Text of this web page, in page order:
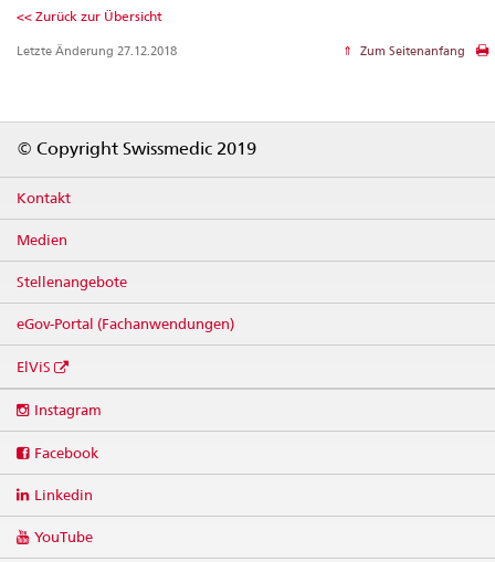
<< Zurück zur Übersicht
Letzte Änderung 27.12.2018 Zum Seitenanfang
© Copyright Swissmedic 2019
Kontakt
Medien
Stellenangebote
eGov-Portal (Fachanwendungen)
ElViS
media
Instagram
Facebook
Linkedin
YouTube